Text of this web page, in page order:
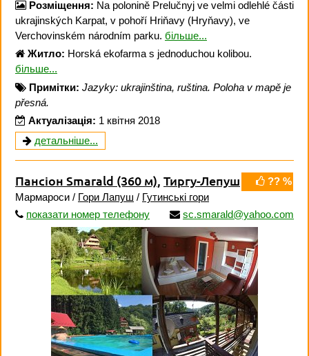
Розміщення: Na polonině Prelučnyj ve velmi odlehlé části
ukrajinských Karpat, v pohoří Hriňavy (Hryňavy), ve
Verchovinském národním parku. більше...
Житло: Horská ekofarma s jednoduchou kolibou.
більше...
Примітки: Jazyky: ukrajinština, ruština. Poloha v mapě je
přesná.
Актуалізація: 1 квітня 2018
детальніше...
?? %
Пансіон Smarald (360 м), Тиргу-Лепуш
Мармароси / Гори Лапуш / Гутинські гори
показати номер телефону
sc.smarald@yahoo.com